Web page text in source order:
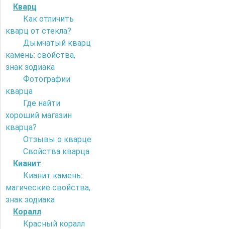
Кварц
Как отличить
кварц от стекла?
Дымчатый кварц
камень: свойства,
знак зодиака
Фотографии
кварца
Где найти
хороший магазин
кварца?
Отзывы о кварце
Свойства кварца
Кианит
Кианит камень:
магические свойства,
знак зодиака
Коралл
Красный коралл